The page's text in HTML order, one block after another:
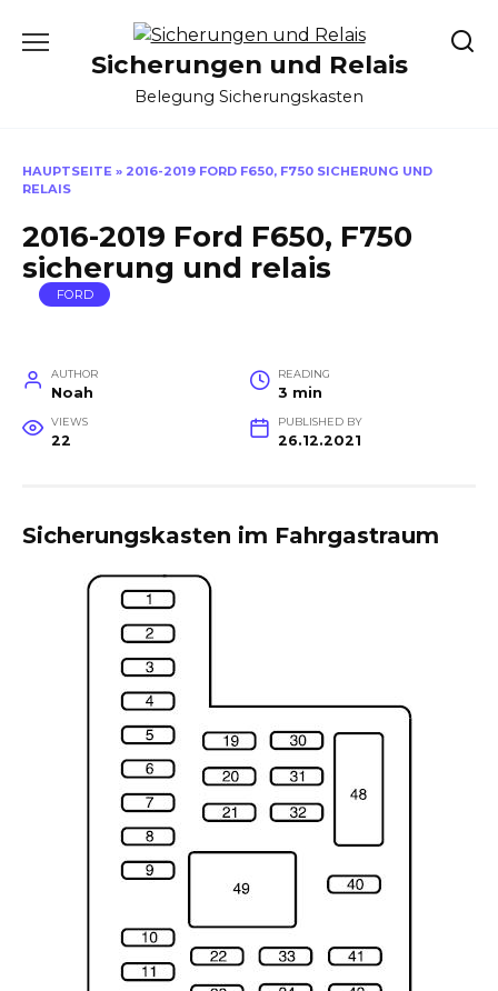
Sicherungen und Relais
Belegung Sicherungskasten
HAUPTSEITE » 2016-2019 FORD F650, F750 SICHERUNG UND
RELAIS
2016-2019 Ford F650, F750
sicherung und relais
FORD
AUTHOR
Noah
READING
3 min
VIEWS
22
PUBLISHED BY
26.12.2021
Sicherungskasten im Fahrgastraum